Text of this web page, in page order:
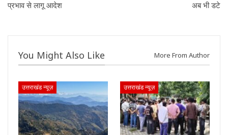
प्रभाव से लागू आदेश
अब भी डटे
You Might Also Like More From Author
उत्तराखंड न्यूज़ उत्तराखंड न्यूज़